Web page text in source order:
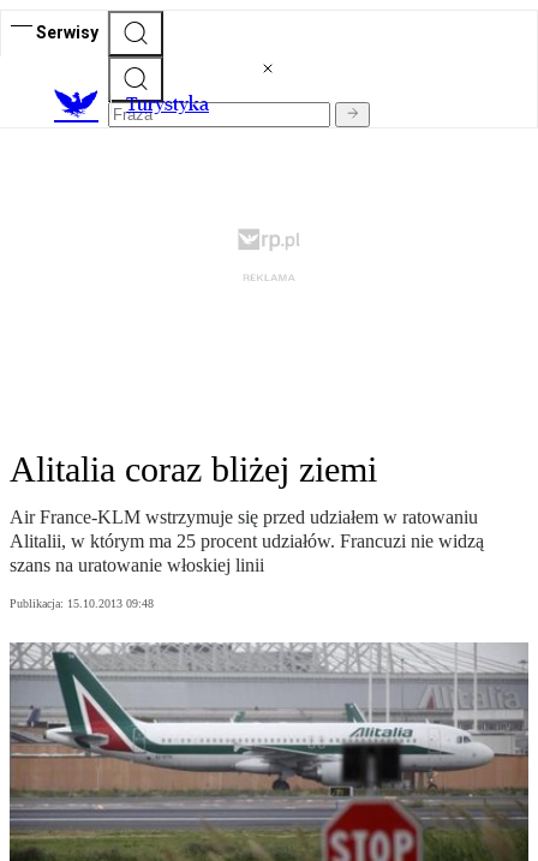
Serwisy
Turystyka
Alitalia coraz bliżej ziemi
Air France-KLM wstrzymuje się przed udziałem w ratowaniu
Alitalii, w którym ma 25 procent udziałów. Francuzi nie widzą
szans na uratowanie włoskiej linii
Publikacja: 15.10.2013 09:48